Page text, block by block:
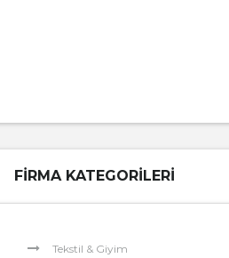
FIRMA KATEGORILERI
Tekstil & Giyim